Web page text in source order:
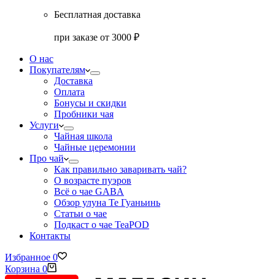
Бесплатная доставка
при заказе от 3000 ₽
О нас
Покупателям
Доставка
Оплата
Бонусы и скидки
Пробники чая
Услуги
Чайная школа
Чайные церемонии
Про чай
Как правильно заваривать чай?
О возрасте пуэров
Всё о чае GABA
Обзор улуна Те Гуаньинь
Статьи о чае
Подкаст о чае TeaPOD
Контакты
Избранное 0
Корзина 0